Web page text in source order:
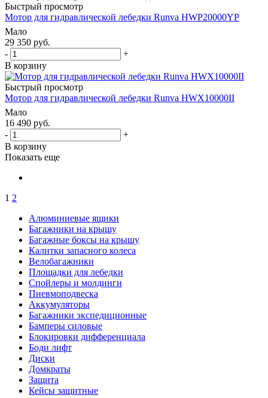
Быстрый просмотр
Мотор для гидравлической лебедки Runva HWP20000YP
Мало
29 350 руб.
-
+
В корзину
Быстрый просмотр
Мотор для гидравлической лебедки Runva HWX10000II
Мало
16 490 руб.
-
+
В корзину
Показать еще
1 2
Алюминиевые ящики
Багажники на крышу
Багажные боксы на крышу
Калитки запасного колеса
Велобагажники
Площадки для лебедки
Спойлеры и молдинги
Пневмоподвеска
Аккумуляторы
Багажники экспедиционные
Бамперы силовые
Блокировки дифференциала
Боди лифт
Диски
Домкраты
Защита
Кейсы защитные